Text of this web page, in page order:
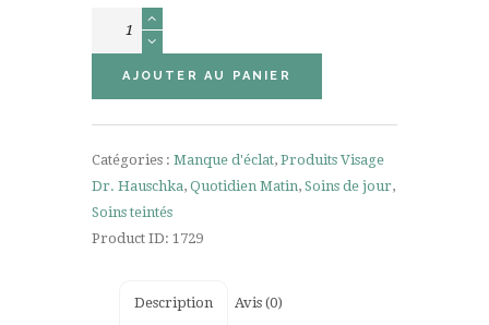
Emulsion
Teintée
18ml
AJOUTER AU PANIER
Catégories : Manque d'éclat, Produits Visage
Dr. Hauschka, Quotidien Matin, Soins de jour,
Soins teintés
Product ID: 1729
Description Avis (0)